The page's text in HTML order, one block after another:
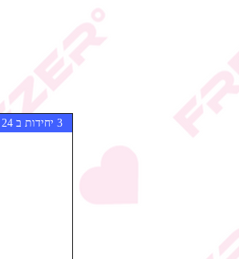
3 יחידות ב 24 ₪